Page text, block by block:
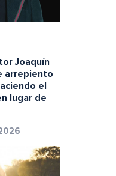
Joaquín
arrepiento
el
lugar de